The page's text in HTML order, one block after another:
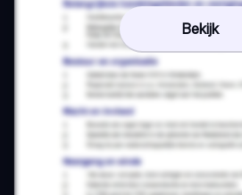
Bekijk